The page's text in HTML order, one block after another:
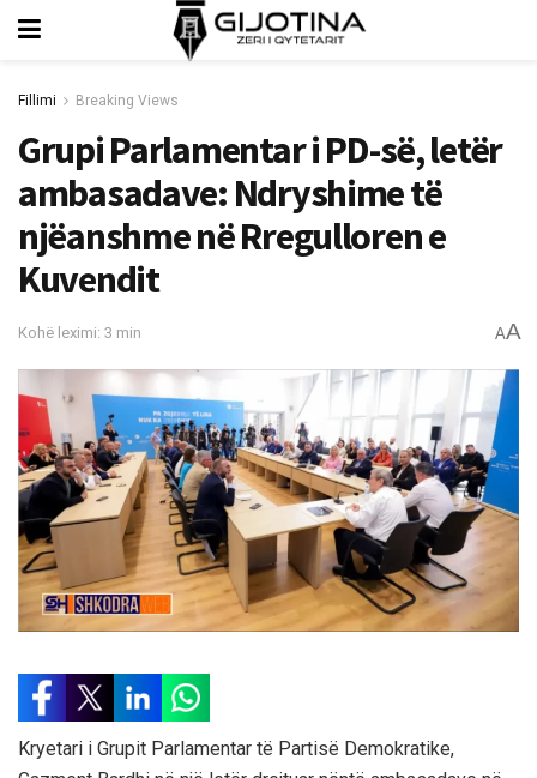
Fillimi Breaking Views
Grupi Parlamentar i PD-së, letër
ambasadave: Ndryshime të
njëanshme në Rregulloren e
Kuvendit
Kohë leximi: 3 min AA
Kryetari i Grupit Parlamentar të Partisë Demokratike,